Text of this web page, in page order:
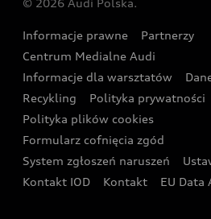
Wyszukaj najbliższego Partnera
Oferta dla przedsiębiorców
Oferta dla klientów prywatnych
Kalkulator rat
Ubezpieczenie
Zasięg
Gwarancja
Akcje serwisowe Audi
Katalog online akcesoriów
Audi i Muzeum Sztuki
Audi driving experience
Audi quattro Cup
Audi i Puchar Świata w Skokach
Zakopanem
© 2026 Audi Polska.
Informacje prawne
Partnerzy
Centrum Medialne Audi
Informacje dla warsztatów
Recykling
Polityka prywatności
Polityka plików cookies
Formularz cofnięcia zgód
System zgłoszeń naruszeń
Kontakt IOD
Kontakt EU Data